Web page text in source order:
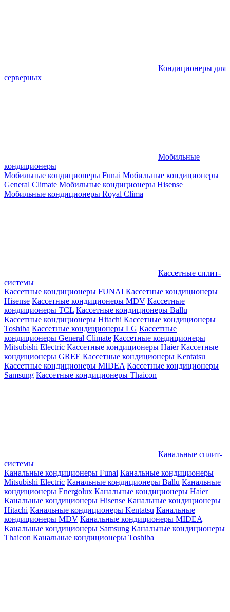
Кондиционеры для
серверных
Мобильные
кондиционеры
Мобильные кондиционеры Funai Мобильные кондиционеры
General Climate Мобильные кондиционеры Hisense
Мобильные кондиционеры Royal Clima
Кассетные сплит-
системы
Кассетные кондиционеры FUNAI Кассетные кондиционеры
Hisense Кассетные кондиционеры MDV Кассетные
кондиционеры TCL Кассетные кондиционеры Ballu
Кассетные кондиционеры Hitachi Кассетные кондиционеры
Toshiba Кассетные кондиционеры LG Кассетные
кондиционеры General Climate Кассетные кондиционеры
Mitsubishi Electric Кассетные кондиционеры Haier Кассетные
кондиционеры GREE Кассетные кондиционеры Kentatsu
Кассетные кондиционеры MIDEA Кассетные кондиционеры
Samsung Кассетные кондиционеры Thaicon
Канальные сплит-
системы
Канальные кондиционеры Funai Канальные кондиционеры
Mitsubishi Electric Канальные кондиционеры Ballu Канальные
кондиционеры Energolux Канальные кондиционеры Haier
Канальные кондиционеры Hisense Канальные кондиционеры
Hitachi Канальные кондиционеры Kentatsu Канальные
кондиционеры MDV Канальные кондиционеры MIDEA
Канальные кондиционеры Samsung Канальные кондиционеры
Thaicon Канальные кондиционеры Toshiba